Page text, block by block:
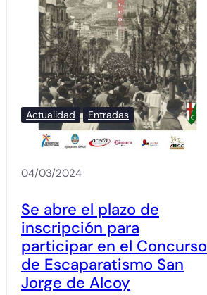
Actualidad Entradas
04/03/2024
Se abre el plazo de
inscripción para
participar en el Concurso
de Escaparatismo San
Jorge de Alcoy